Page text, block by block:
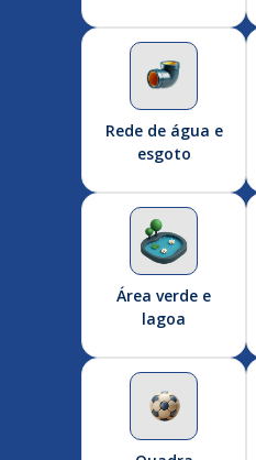
Rede de água e
esgoto
Área verde e
lagoa